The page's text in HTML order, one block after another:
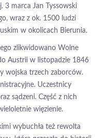
3 marca Jan Tyssowski
wraz z ok. 1500 ludzi
w okolicach Bierunia.
zlikwidowano Wolne
Austrii w listopadzie 1846
wojska trzech zaborców.
Uczestnicy
sądzeni. Część z nich
więzienie.
wybuchła też rewolta